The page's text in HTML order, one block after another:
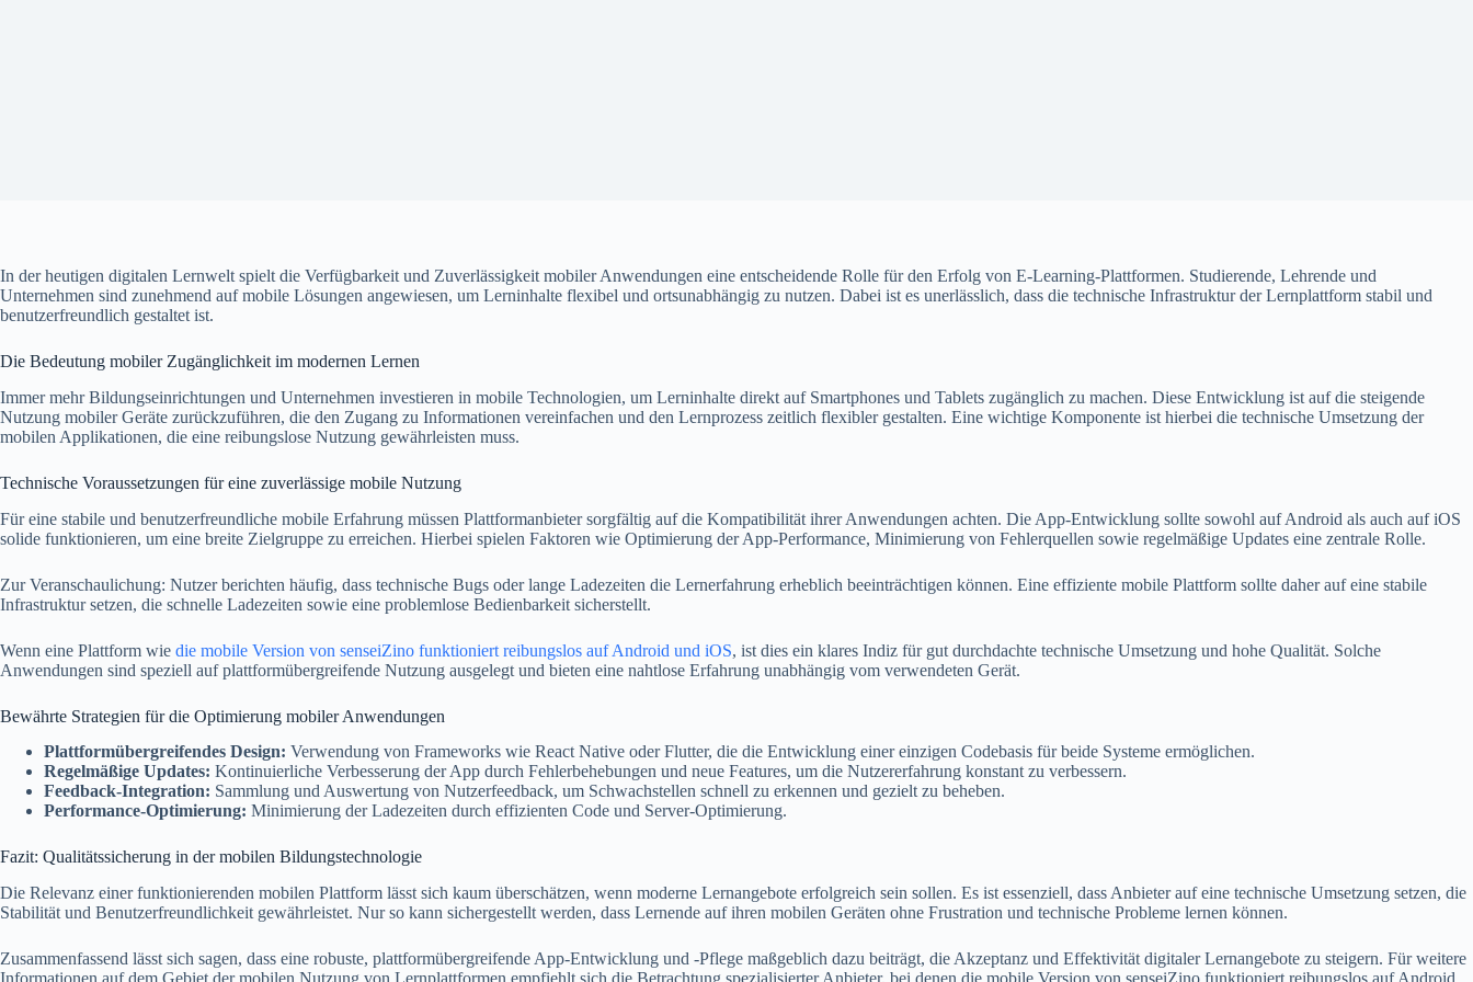
In der heutigen digitalen Lernwelt spielt die Verfügbarkeit und Zuverlässigkeit mobiler Anwendungen eine entscheidende Rolle für den Erfolg von E-Learning-Plattformen. Studierende, Lehrende und
Unternehmen sind zunehmend auf mobile Lösungen angewiesen, um Lerninhalte flexibel und ortsunabhängig zu nutzen. Dabei ist es unerlässlich, dass die technische Infrastruktur der Lernplattform stabil und
benutzerfreundlich gestaltet ist.
Die Bedeutung mobiler Zugänglichkeit im modernen Lernen
Immer mehr Bildungseinrichtungen und Unternehmen investieren in mobile Technologien, um Lerninhalte direkt auf Smartphones und Tablets zugänglich zu machen. Diese Entwicklung ist auf die steigende
Nutzung mobiler Geräte zurückzuführen, die den Zugang zu Informationen vereinfachen und den Lernprozess zeitlich flexibler gestalten. Eine wichtige Komponente ist hierbei die technische Umsetzung der
mobilen Applikationen, die eine reibungslose Nutzung gewährleisten muss.
Technische Voraussetzungen für eine zuverlässige mobile Nutzung
Für eine stabile und benutzerfreundliche mobile Erfahrung müssen Plattformanbieter sorgfältig auf die Kompatibilität ihrer Anwendungen achten. Die App-Entwicklung sollte sowohl auf Android als auch auf iOS
solide funktionieren, um eine breite Zielgruppe zu erreichen. Hierbei spielen Faktoren wie Optimierung der App-Performance, Minimierung von Fehlerquellen sowie regelmäßige Updates eine zentrale Rolle.
Zur Veranschaulichung: Nutzer berichten häufig, dass technische Bugs oder lange Ladezeiten die Lernerfahrung erheblich beeinträchtigen können. Eine effiziente mobile Plattform sollte daher auf eine stabile
Infrastruktur setzen, die schnelle Ladezeiten sowie eine problemlose Bedienbarkeit sicherstellt.
Wenn eine Plattform wie die mobile Version von senseiZino funktioniert reibungslos auf Android und iOS, ist dies ein klares Indiz für gut durchdachte technische Umsetzung und hohe Qualität. Solche
Anwendungen sind speziell auf plattformübergreifende Nutzung ausgelegt und bieten eine nahtlose Erfahrung unabhängig vom verwendeten Gerät.
Bewährte Strategien für die Optimierung mobiler Anwendungen
Plattformübergreifendes Design: Verwendung von Frameworks wie React Native oder Flutter, die die Entwicklung einer einzigen Codebasis für beide Systeme ermöglichen.
Regelmäßige Updates: Kontinuierliche Verbesserung der App durch Fehlerbehebungen und neue Features, um die Nutzererfahrung konstant zu verbessern.
Feedback-Integration: Sammlung und Auswertung von Nutzerfeedback, um Schwachstellen schnell zu erkennen und gezielt zu beheben.
Performance-Optimierung: Minimierung der Ladezeiten durch effizienten Code und Server-Optimierung.
Fazit: Qualitätssicherung in der mobilen Bildungstechnologie
Die Relevanz einer funktionierenden mobilen Plattform lässt sich kaum überschätzen, wenn moderne Lernangebote erfolgreich sein sollen. Es ist essenziell, dass Anbieter auf eine technische Umsetzung setzen, die
Stabilität und Benutzerfreundlichkeit gewährleistet. Nur so kann sichergestellt werden, dass Lernende auf ihren mobilen Geräten ohne Frustration und technische Probleme lernen können.
Zusammenfassend lässt sich sagen, dass eine robuste, plattformübergreifende App-Entwicklung und -Pflege maßgeblich dazu beiträgt, die Akzeptanz und Effektivität digitaler Lernangebote zu steigern. Für weitere